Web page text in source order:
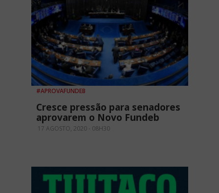
#APROVAFUNDEB
Cresce pressão para senadores
aprovarem o Novo Fundeb
17 AGOSTO, 2020 - 08H30